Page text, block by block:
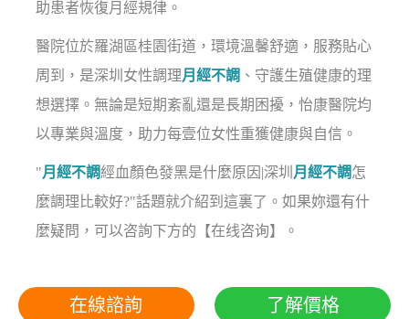
助患者恢復月經規律。
醫院位於羅湖區桂園街道，環境溫馨舒適，服務貼心
周到，是深圳女性調理月經不調 、守護生殖健康的理
想選擇。無論是短期紊亂還是長期困擾，怡康醫院均
以專業與溫度，助力每壹位女性重獲健康與自信。
"月經不調經血顏色發黑是什麼原因|深圳 月經不調怎
麼調理比較好?"話題就介紹到這裏了。如果妳還有什
麼疑問，可以咨詢下方的【在线咨询】。
在線諮詢 了解價格